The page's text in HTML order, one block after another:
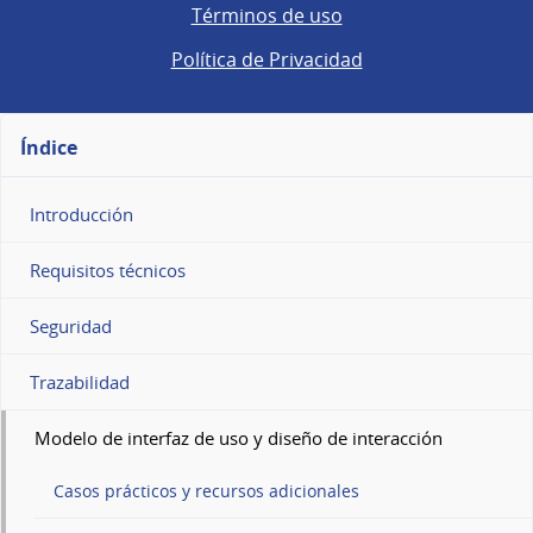
Términos de uso
Política de Privacidad
Índice
Introducción
Requisitos técnicos
Seguridad
Trazabilidad
Modelo de interfaz de uso y diseño de interacción
Casos prácticos y recursos adicionales